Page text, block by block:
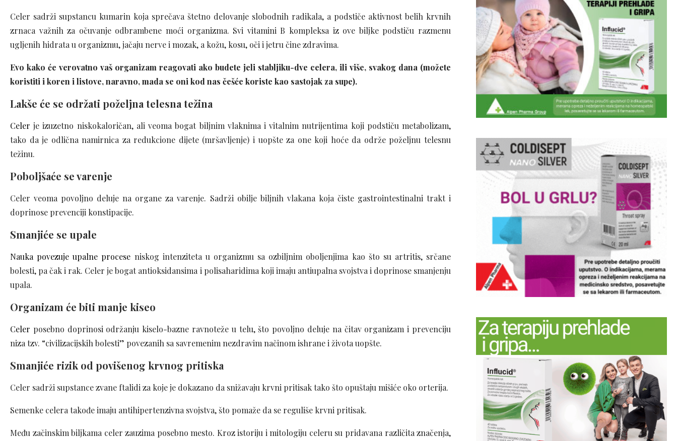
Celer sadrži supstancu kumarin koja sprečava štetno delovanje slobodnih radikala, a podstiče aktivnost belih krvnih
zrnaca važnih za očuvanje odbrambene moći organizma. Svi vitamini B kompleksa iz ove biljke podstiču razmenu
ugljenih hidrata u organizmu, jačaju nerve i mozak, a kožu, kosu, oči i jetru čine zdravima.
Evo kako će verovatno vaš organizam reagovati ako budete jeli stabljiku-dve celera, ili više, svakog dana (možete
koristiti i koren i listove, naravno, mada se oni kod nas češće koriste kao sastojak za supe).
Lakše će se održati poželjna telesna težina
Celer je izuzetno niskokaloričan, ali veoma bogat biljnim vlaknima i vitalnim nutrijentima koji podstiču metabolizam,
tako da je odlična namirnica za redukcione dijete (mršavljenje) i uopšte za one koji hoće da održe poželjnu telesnu
težinu.
Poboljšaće se varenje
Celer veoma povoljno deluje na organe za varenje. Sadrži obilje biljnih vlakana koja čiste gastrointestinalni trakt i
doprinose prevenciji konstipacije.
Smanjiće se upale
Nauka povezuje upalne procese niskog intenziteta u organizmu sa ozbiljnim oboljenjima kao što su artritis, srčane
bolesti, pa čak i rak. Celer je bogat antioksidansima i polisaharidima koji imaju antiupalna svojstva i doprinose smanjenju
upala.
Organizam će biti manje kiseo
Celer posebno doprinosi održanju kiselo-bazne ravnoteže u telu, što povoljno deluje na čitav organizam i prevenciju
niza tzv. “civilizacijskih bolesti” povezanih sa savremenim nezdravim načinom ishrane i života uopšte.
Smanjiće rizik od povišenog krvnog pritiska
Celer sadrži supstance zvane ftalidi za koje je dokazano da snižavaju krvni pritisak tako što opuštaju mišiće oko orterija.
Semenke celera takođe imaju antihipertenzivna svojstva, što pomaže da se reguliše krvni pritisak.
Među začinskim biljkama celer zauzima posebno mesto. Kroz istoriju i mitologiju celeru su pridavana različita značenja,